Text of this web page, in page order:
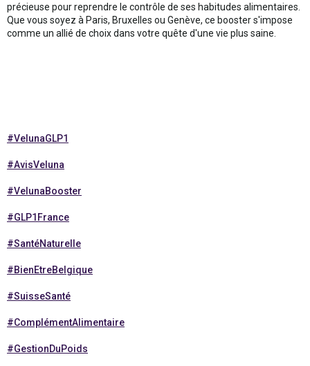
précieuse pour reprendre le contrôle de ses habitudes alimentaires.
Que vous soyez à Paris, Bruxelles ou Genève, ce booster s'impose
comme un allié de choix dans votre quête d'une vie plus saine.
#VelunaGLP1
#AvisVeluna
#VelunaBooster
#GLP1France
#SantéNaturelle
#BienEtreBelgique
#SuisseSanté
#ComplémentAlimentaire
#GestionDuPoids